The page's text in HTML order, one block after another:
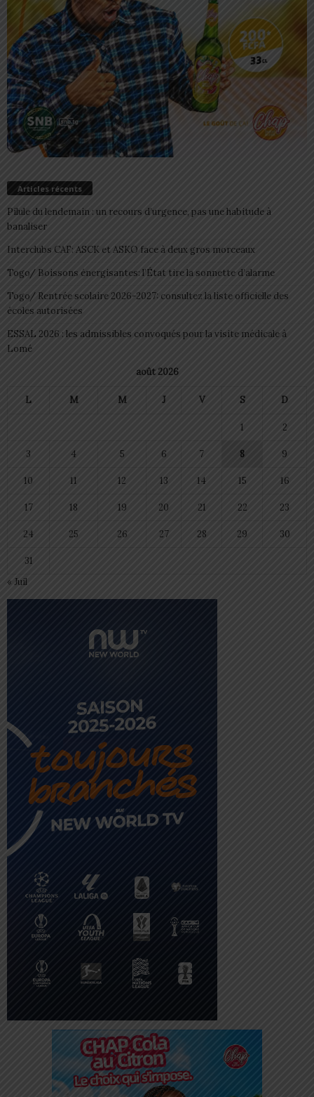
Articles récents
Pilule du lendemain : un recours d’urgence, pas une habitude à
banaliser
Interclubs CAF: ASCK et ASKO face à deux gros morceaux
Togo/ Boissons énergisantes: l’État tire la sonnette d’alarme
Togo/ Rentrée scolaire 2026-2027: consultez la liste officielle des
écoles autorisées
ESSAL 2026 : les admissibles convoqués pour la visite médicale à
Lomé
août 2026
L M M J V S D
1 2
3 4 5 6 7 8 9
10 11 12 13 14 15 16
17 18 19 20 21 22 23
24 25 26 27 28 29 30
31
« Juil